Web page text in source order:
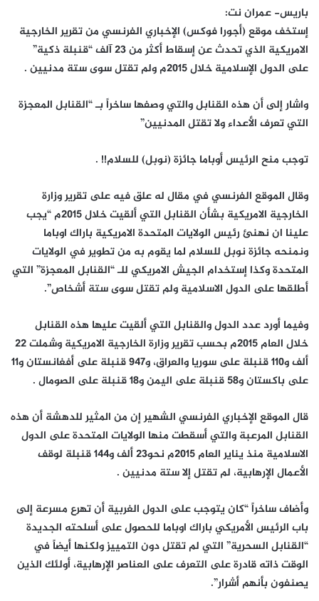
باريس- عمران نت:
إستخف موقع (أجورا فوكس) الإخباري الفرنسي من تقرير الخارجية
الامريكية الذي تحدث عن إسقاط أكثر من 23 آلف “قنبلة ذكية”
على الدول الإسلامية خلال 2015م ولم تقتل سوى ستة مدنيين .
واشار إلى أن هذه القنابل والتي وصفها ساخراً بـ “القنابل المعجزة
التي تعرف الأعداء ولا تقتل المدنيين”
توجب منح الرئيس أوباما جائزة (نوبل) للسلام!! .
وقال الموقع الفرنسي في مقال له علق فيه على تقرير وزارة
الخارجية الامريكية بشأن القنابل التي ألقيت خلال 2015م “يجب
علينا ان نهنئ رئيس الولايات المتحدة الامريكية باراك اوباما
ونمنحه جائزة نوبل للسلام لما يقوم به من تطوير في الولايات
المتحدة وكذا إستخدام الجيش الامريكي للـ “القنابل المعجزة” التي
أطلقها على الدول الاسلامية ولم تقتل سوى ستة أشخاص”.
وفيما أورد عدد الدول والقنابل التي ألقيت عليها هذه القنابل
خلال العام 2015م بحسب تقرير وزارة الخارجية الامريكية وشملت 22
ألف و110 قنبلة على سوريا والعراق، و947 قنبلة على أفغانستان و11
على باكستان و58 قنبلة على اليمن و18 قنبلة على الصومال .
قال الموقع الإخباري الفرنسي الشهير إن من المثير للدهشة أن هذه
القنابل المرعبة والتي أسقطت منها الولايات المتحدة على الدول
الاسلامية منذ يناير العام 2015م نحو23 ألف و144 قنبلة لوقف
الأعمال الإرهابية، لم تقتل إلا ستة مدنيين .
وأضاف ساخراً “كان يتوجب على الدول الغربية أن تهرع مسرعة إلى
باب الرئيس الأمريكي باراك اوباما للحصول على أسلحته الجديدة
“القنابل السحرية” التي لم تقتل دون التمييز ولكنها أيضاً في
الوقت ذاته قادرة على التعرف على العناصر الإرهابية، أولئك الذين
يصنفون بأنهم أشرار”.